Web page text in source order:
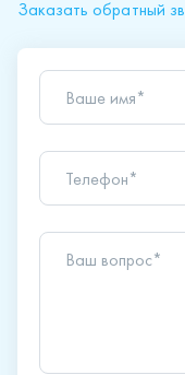
Заказать обратный
Ваше имя*
Телефон*
Ваш вопрос*
Отправляя форму
политикой